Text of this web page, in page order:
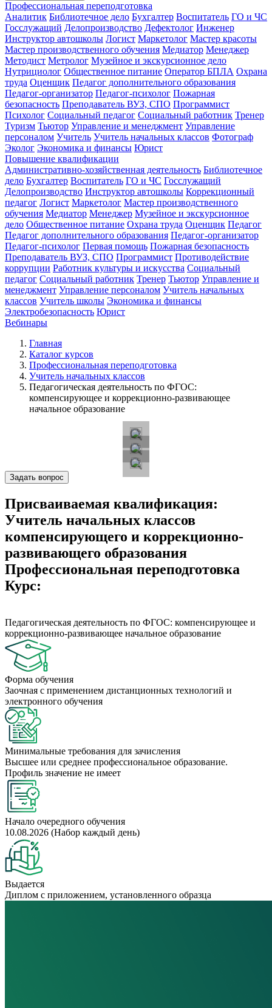
Профессиональная переподготовка
Аналитик Библиотечное дело Бухгалтер Воспитатель ГО и ЧС
Госслужащий Делопроизводство Дефектолог Инженер
Инструктор автошколы Логист Маркетолог Мастер красоты
Мастер производственного обучения Медиатор Менеджер
Методист Метролог Музейное и экскурсионное дело
Нутрициолог Общественное питание Оператор БПЛА Охрана
труда Оценщик Педагог дополнительного образования
Педагог-организатор Педагог-психолог Пожарная
безопасность Преподаватель ВУЗ, СПО Программист
Психолог Социальный педагог Социальный работник Тренер
Туризм Тьютор Управление и менеджмент Управление
персоналом Учитель Учитель начальных классов Фотограф
Эколог Экономика и финансы Юрист
Повышение квалификации
Административно-хозяйственная деятельность Библиотечное
дело Бухгалтер Воспитатель ГО и ЧС Госслужащий
Делопроизводство Инструктор автошколы Коррекционный
педагог Логист Маркетолог Мастер производственного
обучения Медиатор Менеджер Музейное и экскурсионное
дело Общественное питание Охрана труда Оценщик Педагог
Педагог дополнительного образования Педагог-организатор
Педагог-психолог Первая помощь Пожарная безопасность
Преподаватель ВУЗ, СПО Программист Противодействие
коррупции Работник культуры и искусства Социальный
педагог Социальный работник Тренер Тьютор Управление и
менеджмент Управление персоналом Учитель начальных
классов Учитель школы Экономика и финансы
Электробезопасность Юрист
Вебинары
Главная
Каталог курсов
Профессиональная переподготовка
Учитель начальных классов
Педагогическая деятельность по ФГОС:
компенсирующее и коррекционно-развивающее
начальное образование
Задать вопрос
Присваиваемая квалификация:
Учитель начальных классов
компенсирующего и коррекционно-
развивающего образования
Профессиональная переподготовка
Курс:
Педагогическая деятельность по ФГОС: компенсирующее и
коррекционно-развивающее начальное образование
Форма обучения
Заочная с применением дистанционных технологий и
электронного обучения
Минимальные требования для зачисления
Высшее или среднее профессиональное образование.
Профиль значение не имеет
Начало очередного обучения
10.08.2026 (Набор каждый день)
Выдается
Диплом с приложением, установленного образца